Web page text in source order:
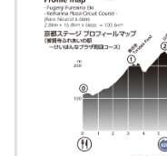
オンラインショップ
Instagram Instagram